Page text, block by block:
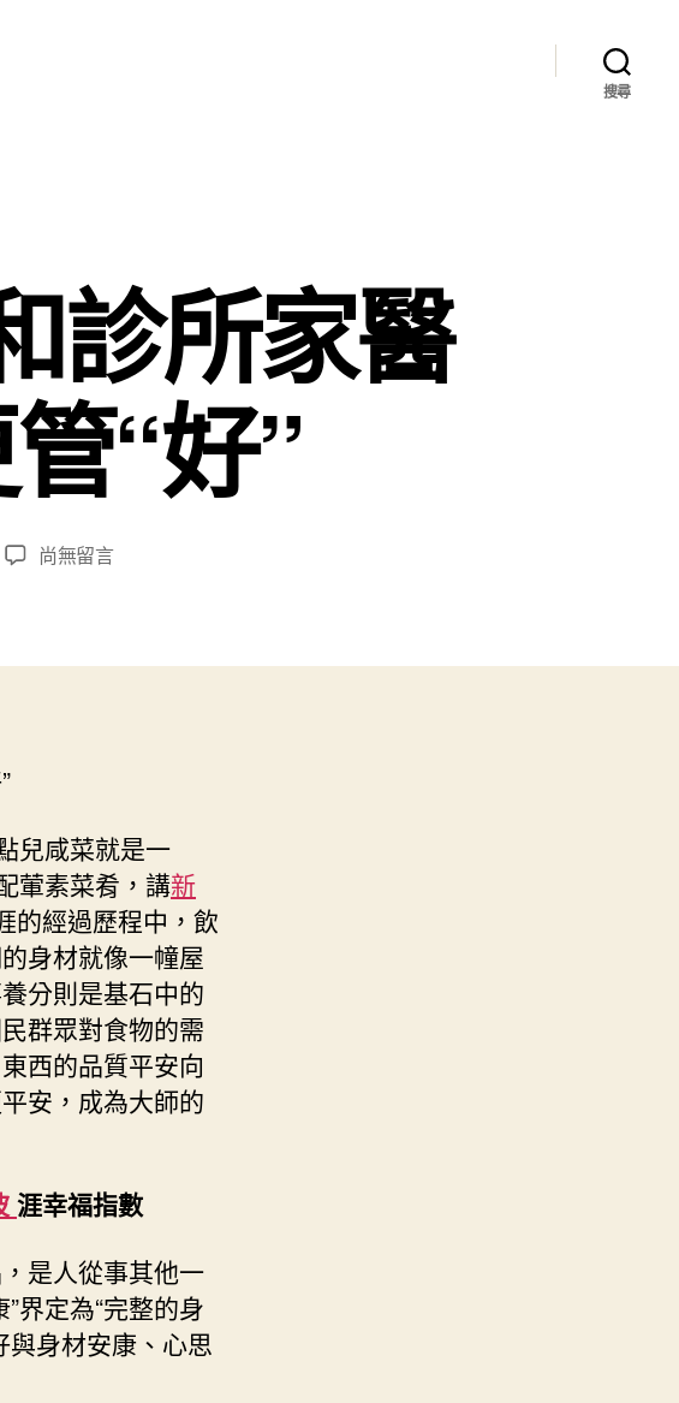
搜尋
診所家醫
“好”
在
品
所
家
醫
科，
管
“飽”
更
管
“好”〉
中
尚無留言
兒咸菜就是一
葷素菜肴，講新
的經過歷程中，飲
身材就像一幢屋
分則是基石中的
群眾對食物的需
西的品質平安向
安，成為大師的
涯幸福指數
是人從事其他一
界定為“完整的身
與身材安康、心思